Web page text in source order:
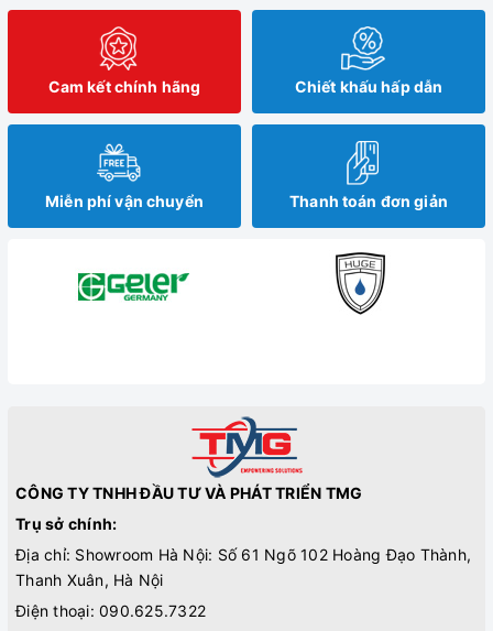
Cam kết chính hãng Chiết khấu hấp dẫn
Miễn phí vận chuyển Thanh toán đơn giản
CÔNG TY TNHH ĐẦU TƯ VÀ PHÁT TRIỂN TMG
Trụ sở chính:
Địa chỉ: Showroom Hà Nội: Số 61 Ngõ 102 Hoàng Đạo Thành,
Thanh Xuân, Hà Nội
Điện thoại: 090.625.7322